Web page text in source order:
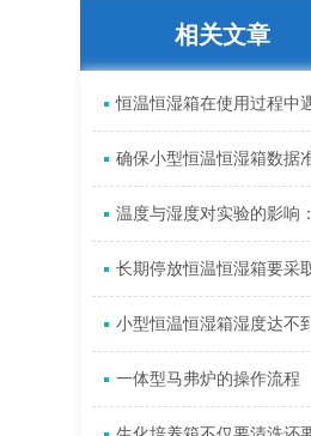
相关文章
一体型马弗炉的操作流程